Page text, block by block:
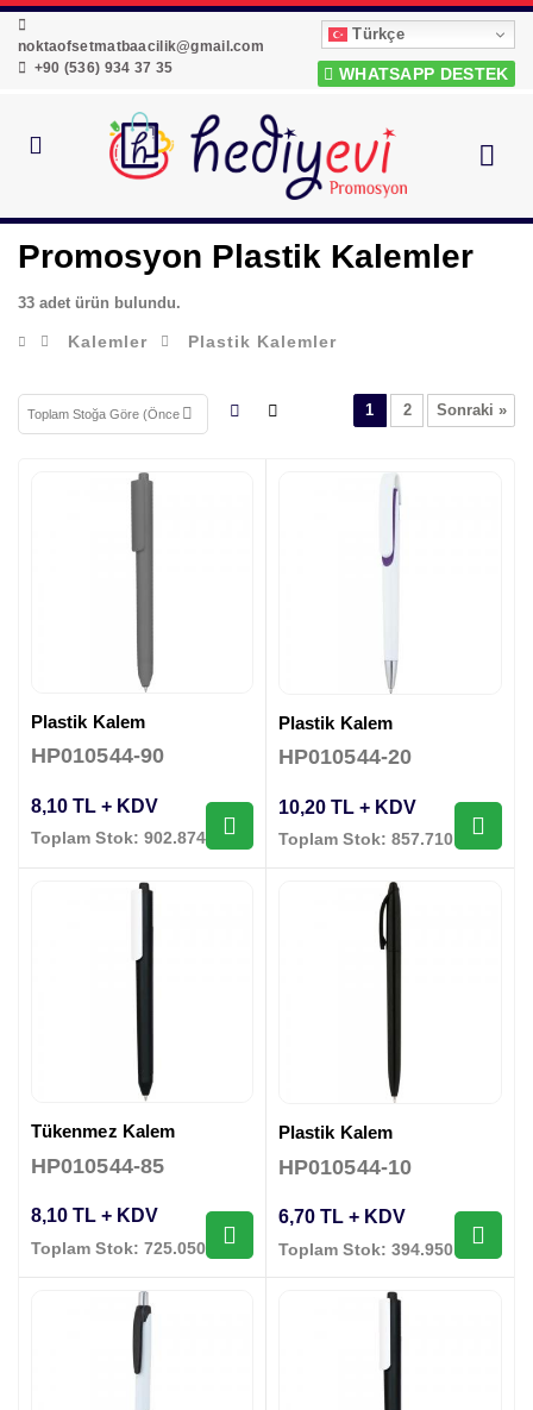
noktaofsetmatbaacilik@gmail.com
+90 (536) 934 37 35
Türkçe
WHATSAPP DESTEK
Promosyon Plastik Kalemler
33 adet ürün bulundu.
Kalemler Plastik Kalemler
1 2 Sonraki »
Plastik Kalem
HP010544-90
8,10 TL + KDV
Toplam Stok: 902.874 Adet
Plastik Kalem
HP010544-20
10,20 TL + KDV
Toplam Stok: 857.710 Adet
Tükenmez Kalem
HP010544-85
8,10 TL + KDV
Toplam Stok: 725.050 Adet
Plastik Kalem
HP010544-10
6,70 TL + KDV
Toplam Stok: 394.950 Adet